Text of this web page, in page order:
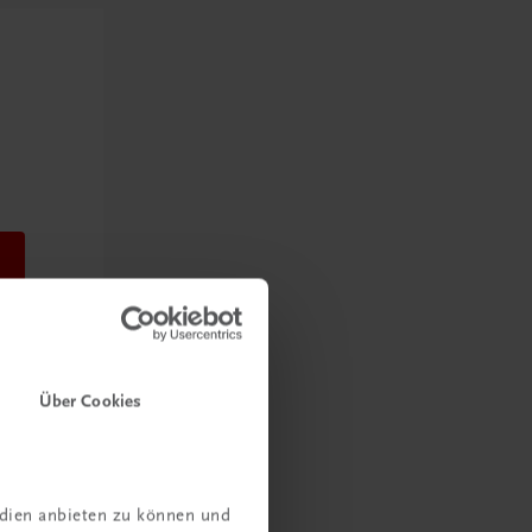
Über Cookies
anbieten zu können und